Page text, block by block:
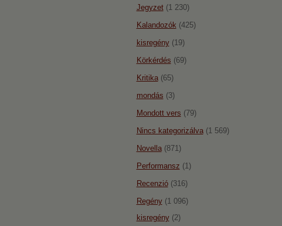
Jegyzet(1 230)
Kalandozók (425)
kisregény(19)
Körkérdés (69)
Kritika(65)
mondás (3)
Mondott vers (79)
Nincs kategorizálva(1 569)
Novella(871)
Performansz (1)
Recenzió(316)
Regény(1 096)
kisregény(2)